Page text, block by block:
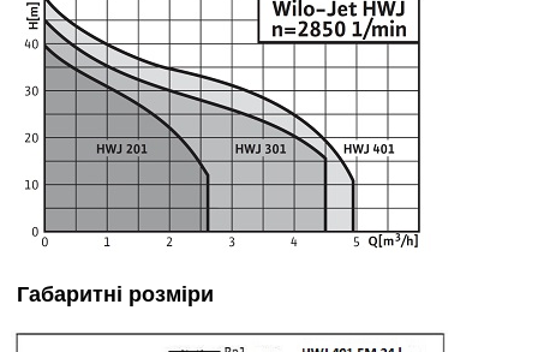
Габаритні розміри